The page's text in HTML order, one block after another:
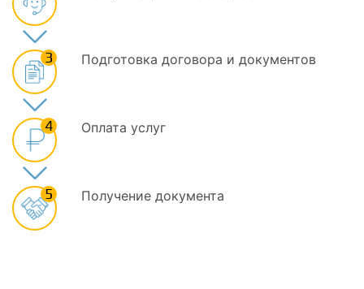
3 Подготовка договора и документов
4 Оплата услуг
5 Получение документа